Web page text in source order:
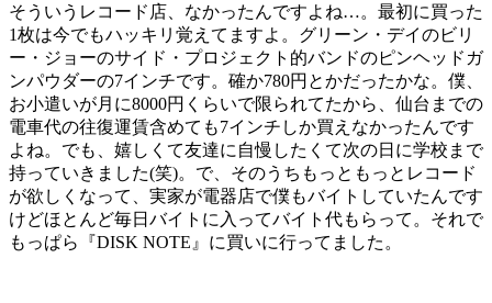
そういうレコード店、なかったんですよね…。最初に買った
1枚は今でもハッキリ覚えてますよ。グリーン・デイのビリ
ー・ジョーのサイド・プロジェクト的バンドのピンヘッドガ
ンパウダーの7インチです。確か780円とかだったかな。僕、
お小遣いが月に8000円くらいで限られてたから、仙台までの
電車代の往復運賃含めても7インチしか買えなかったんです
よね。でも、嬉しくて友達に自慢したくて次の日に学校まで
持っていきました(笑)。で、そのうちもっともっとレコード
が欲しくなって、実家が電器店で僕もバイトしていたんです
けどほとんど毎日バイトに入ってバイト代もらって。それで
もっぱら『DISK NOTE』に買いに行ってました。